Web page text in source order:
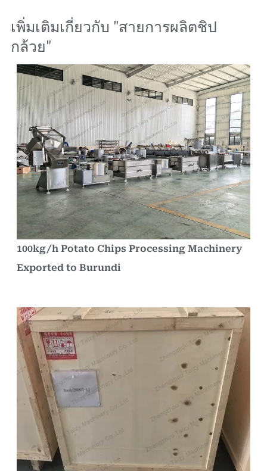
เพิ่มเติมเกี่ยวกับ "สายการผลิตชิป
กล้วย"
100kg/h Potato Chips Processing Machinery
Exported to Burundi